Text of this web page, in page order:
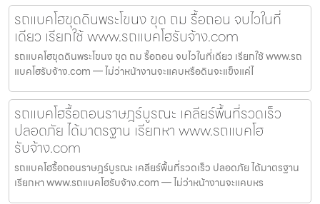
รถแบคโฮขุดดินพระโขนง ขุด ถม รื้อถอน จบไวในที่
เดียว เรียกใช้ www.รถแบคโฮรับจ้าง.com
รถแบคโฮขุดดินพระโขนง ขุด ถม รื้อถอน จบไวในที่เดียว เรียกใช้ www.รถ
แบคโฮรับจ้าง.com — ไม่ว่าหน้างานจะแคบหรือดินจะแข็งแค่ไ
รถแบคโฮรื้อถอนราษฎร์บูรณะ เคลียร์พื้นที่รวดเร็ว
ปลอดภัย ได้มาตรฐาน เรียกหา www.รถแบคโฮ
รับจ้าง.com
รถแบคโฮรื้อถอนราษฎร์บูรณะ เคลียร์พื้นที่รวดเร็ว ปลอดภัย ได้มาตรฐาน
เรียกหา www.รถแบคโฮรับจ้าง.com — ไม่ว่าหน้างานจะแคบหร